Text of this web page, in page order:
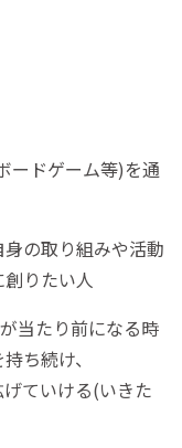
ードゲーム等)を通
の取り組みや活動
りたい人
当たり前になる時
ち続け、
ていける(いきた